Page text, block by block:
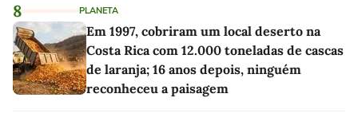
8 PLANETA
Em 1997, cobriram um local deserto na
Costa Rica com 12.000 toneladas de cascas
de laranja; 16 anos depois, ninguém
reconheceu a paisagem